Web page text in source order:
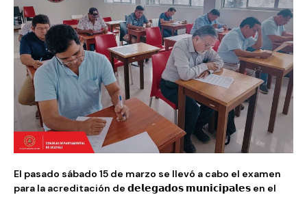
El pasado sábado 15 de marzo se llevó a cabo el examen
para la acreditación de 𝗱𝗲𝗹𝗲𝗴𝗮𝗱𝗼𝘀 𝗺𝘂𝗻𝗶𝗰𝗶𝗽𝗮𝗹𝗲𝘀 en el